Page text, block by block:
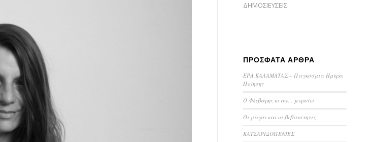
ΔΗΜΟΣΙΕΥΣΕΙΣ
ΠΡΟΣΦΑΤΑ ΑΡΘΡΑ
ΕΡΑ ΚΑΛΑΜΑΤΑΣ – Παγκόσμια Ημέρα
Ποίησης
Ο Φλεβάρης κι αν… μυρίσει
Οι μάγοι και οι βεβαιότητες
ΚΑΤΣΑΡΙΔΟΠΕΝΙΕΣ